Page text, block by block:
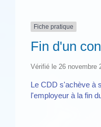
Fiche pratique
Fin d'un
Vérifié le 26 novembre
Le CDD s'achève à
l'employeur à la fin